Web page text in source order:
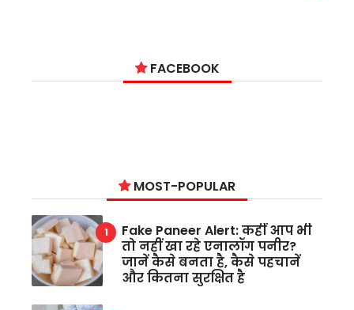
FACEBOOK
MOST-POPULAR
Fake Paneer Alert: कहीं आप भी
तो नहीं खा रहे एनालॉग पनीर?
जानें कैसे बनता है, कैसे पहचानें
और कितना सुरक्षित है